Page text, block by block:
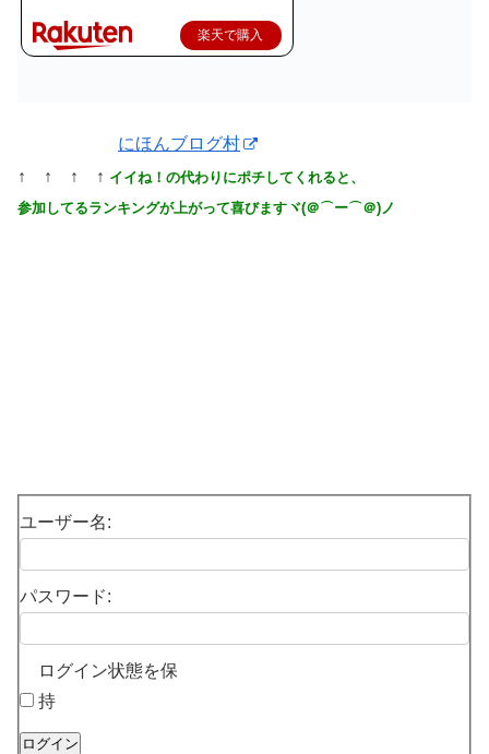
楽天で購入
にほんブログ村
↑ ↑ ↑ ↑ イイね！の代わりにポチしてくれると、
参加してるランキングが上がって喜びますヾ(＠⌒ー⌒＠)ノ
ユーザー名:
パスワード:
ログイン状態を保
持
ログイン